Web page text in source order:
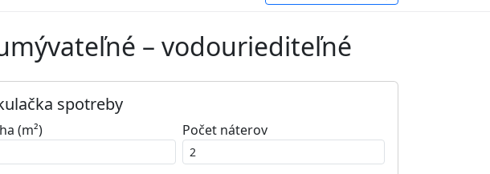
– vodouriediteľné
spotreby
(m²) Počet náterov